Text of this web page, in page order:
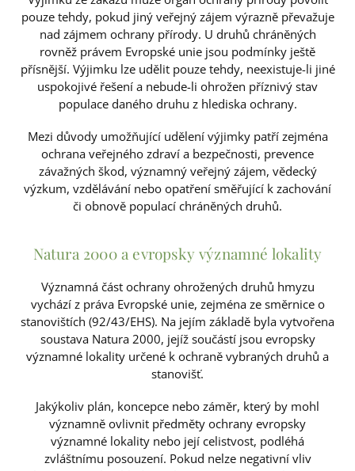
pouze tehdy, pokud jiný veřejný zájem výrazně převažuje
nad zájmem ochrany přírody. U druhů chráněných
rovněž právem Evropské unie jsou podmínky ještě
přísnější. Výjimku lze udělit pouze tehdy, neexistuje-li jiné
uspokojivé řešení a nebude-li ohrožen příznivý stav
populace daného druhu z hlediska ochrany.
Mezi důvody umožňující udělení výjimky patří zejména
ochrana veřejného zdraví a bezpečnosti, prevence
závažných škod, významný veřejný zájem, vědecký
výzkum, vzdělávání nebo opatření směřující k zachování
či obnově populací chráněných druhů.
Natura 2000 a evropsky významné lokality
Významná část ochrany ohrožených druhů hmyzu
vychází z práva Evropské unie, zejména ze směrnice o
stanovištích (92/43/EHS). Na jejím základě byla vytvořena
soustava Natura 2000, jejíž součástí jsou evropsky
významné lokality určené k ochraně vybraných druhů a
stanovišť.
Jakýkoliv plán, koncepce nebo záměr, který by mohl
významně ovlivnit předměty ochrany evropsky
významné lokality nebo její celistvost, podléhá
zvláštnímu posouzení. Pokud nelze negativní vliv